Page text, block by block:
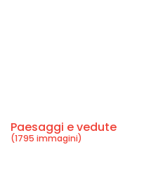
Paesaggi e vedute
(1795 immagini)